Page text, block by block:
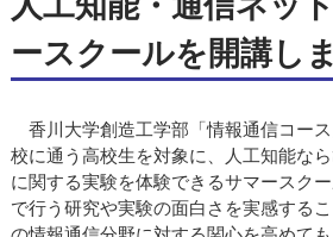
ースクールを開講しま
香川大学創造工学部「情報通信コー
校に通う高校生を対象に、人工知能な
に関する実験を体験できるサマースク
で行う研究や実験の面白さを実感する